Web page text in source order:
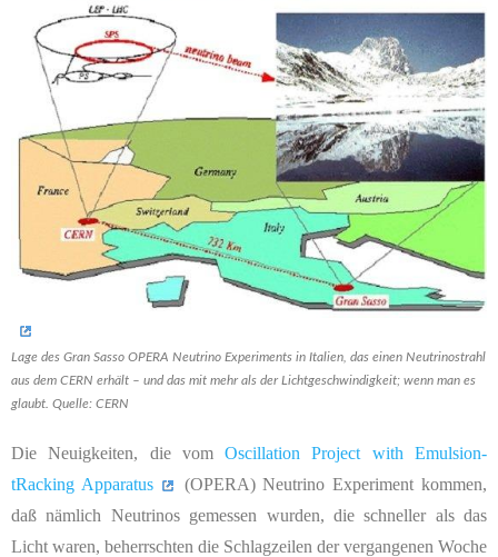
Lage des Gran Sasso OPERA Neutrino Experiments in Italien, das einen Neutrinostrahl
aus dem CERN erhält – und das mit mehr als der Lichtgeschwindigkeit; wenn man es
glaubt. Quelle: CERN
Die Neuigkeiten, die vomOscillationProject withEmulsion-
tRacking Apparatus (OPERA) Neutrino Experiment kommen,
daß nämlich Neutrinos gemessen wurden, die schneller als das
Licht waren, beherrschten die Schlagzeilen der vergangenen Woche